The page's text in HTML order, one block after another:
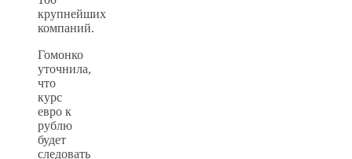
крупнейших
компаний.
Гомонко
уточнила,
что
курс
евро к
рублю
будет
следовать